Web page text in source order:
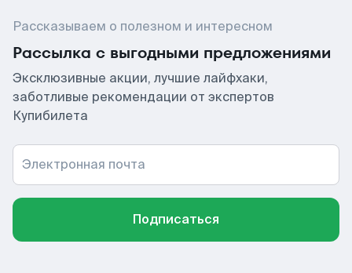
Рассказываем о полезном и интересном
Рассылка с выгодными предложениями
Эксклюзивные акции, лучшие лайфхаки,
заботливые рекомендации от экспертов
Купибилета
Электронная почта
Подписаться